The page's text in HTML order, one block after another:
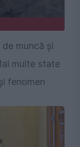
muncă și
multe state
fenomen